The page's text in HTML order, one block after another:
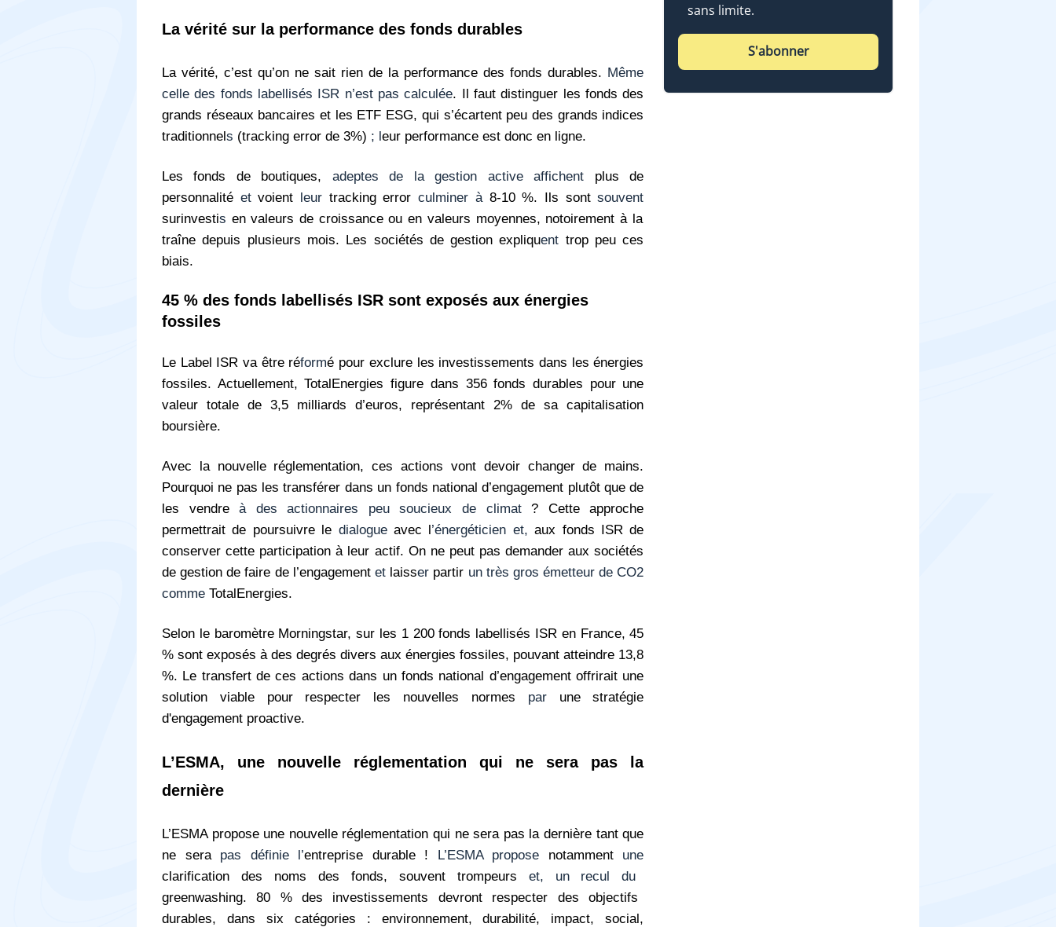
La vérité sur la performance des fonds durables
La vérité, c’est qu’on ne sait rien de la performance des fonds durables. Même
celle des fonds labellisés ISR n’est pas calculée. Il faut distinguer les fonds des
grands réseaux bancaires et les ETF ESG, qui s’écartent peu des grands indices
traditionnels (tracking error de 3%) ; leur performance est donc en ligne.
Les fonds de boutiques, adeptes de la gestion active affichent plus de
personnalité etvoient leur tracking errorculminer à8-10 %. Ils sontsouvent
surinvestis en valeurs de croissance ou en valeurs moyennes, notoirement à la
traîne depuis plusieurs mois. Les sociétés de gestion expliquent trop peu ces
biais.
45 % des fonds labellisés ISR sont exposés aux énergies
fossiles
Le Label ISR va être réformé pour exclure les investissements dans les énergies
fossiles. Actuellement, TotalEnergies figure dans 356 fonds durables pour une
valeur totale de 3,5 milliards d’euros, représentant 2% de sa capitalisation
boursière.
Avec la nouvelle réglementation, ces actions vont devoir changer de mains.
Pourquoi ne pas les transférer dans un fonds national d’engagement plutôt que de
les vendreà des actionnaires peu soucieux de climat? Cette approche
permettrait de poursuivre le dialogueavec l’énergéticien et,aux fonds ISR de
conserver cette participation à leur actif. On ne peut pas demander aux sociétés
de gestion de faire de l’engagement et laisser partir un très gros émetteur de CO2
comme TotalEnergies.
Selon le baromètre Morningstar, sur les 1 200 fonds labellisés ISR en France, 45
% sont exposés à des degrés divers aux énergies fossiles, pouvant atteindre 13,8
%. Le transfert de ces actions dans un fonds national d’engagement offrirait une
solution viable pour respecter les nouvelles normes parune stratégie
d'engagement proactive.
L’ESMA, une nouvelle réglementation qui ne sera pas la
dernière
L’ESMA propose une nouvelle réglementation qui ne sera pas la dernière tant que
ne sera pas définie l’entreprise durable ! L’ESMA propose notamment une
clarification des noms des fonds, souvent trompeurs et, un recul du
greenwashing. 80 % des investissements devront respecter des objectifs
durables, dans six catégories : environnement, durabilité, impact, social,
sans limite.
S'abonner